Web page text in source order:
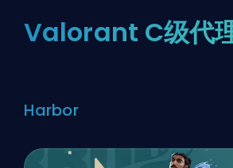
Valorant C级代
Harbor